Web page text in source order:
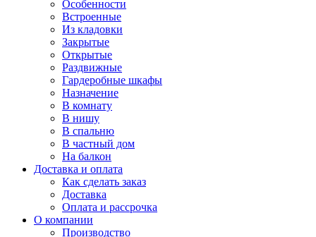
Особенности
Встроенные
Из кладовки
Закрытые
Открытые
Раздвижные
Гардеробные шкафы
Назначение
В комнату
В нишу
В спальню
В частный дом
На балкон
Доставка и оплата
Как сделать заказ
Доставка
Оплата и рассрочка
О компании
Производство